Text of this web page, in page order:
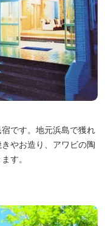
です。地元浜島で獲れ
やお造り、アワビの陶
す。